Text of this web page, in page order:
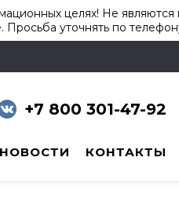
целях! Не
уточнять по
+7 800 301-47-92
НОВОСТИ КОНТАКТЫ